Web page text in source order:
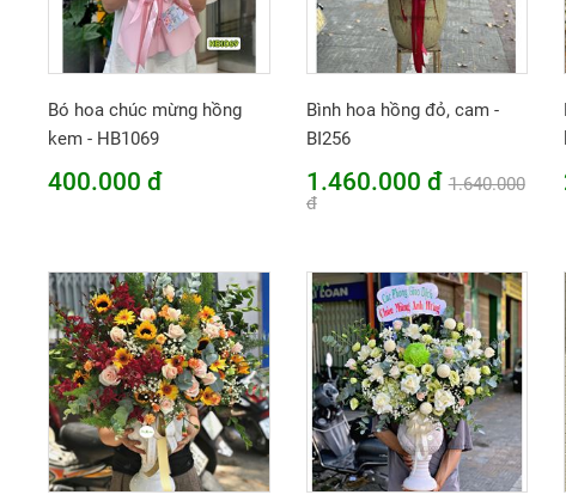
Bó hoa chúc mừng hồng
kem - HB1069
400.000 đ
Bình hoa hồng đỏ, cam -
BI256
1.460.000 đ 1.640.000
đ